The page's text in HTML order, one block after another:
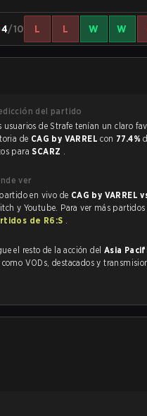
4/10 L L W W
del partido
de Strafe tenían un claro favorito en este partido, y predijeron la
de CAG by VARRELcon 77.4%
paraSCARZ .
ver
en vivo de CAG by VARREL
y Youtube. Para ver más partidos
de R6:S .
el resto de la acción del Asia
así como VODs, destacados y